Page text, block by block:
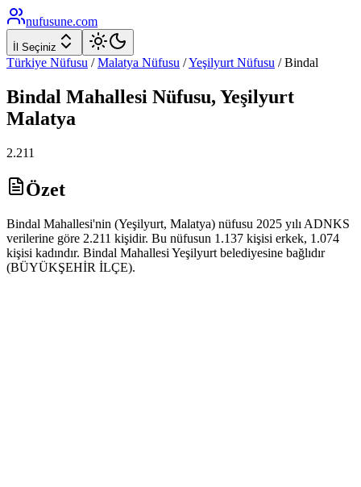
nufusune.com
İl Seçiniz
Türkiye Nüfusu / Malatya Nüfusu /Yeşilyurt Nüfusu /Bindal
Bindal Mahallesi Nüfusu, Yeşilyurt
Malatya
2.211
Özet
Bindal Mahallesi'nin (Yeşilyurt, Malatya) nüfusu 2025 yılı ADNKS
verilerine göre 2.211 kişidir. Bu nüfusun 1.137 kişisi erkek, 1.074
kişisi kadındır. Bindal Mahallesi Yeşilyurt belediyesine bağlıdır
(BÜYÜKŞEHİR İLÇE).